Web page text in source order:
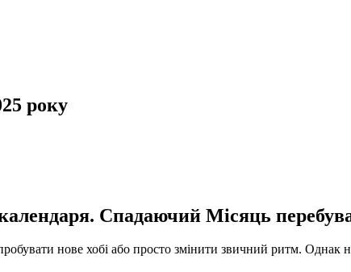
року
Спадаючий Місяць
нове хобі або просто змінити звичний ритм.